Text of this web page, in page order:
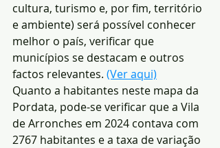
cultura, turismo e, por fim, território
e ambiente) será possível conhecer
melhor o país, verificar que
municípios se destacam e outros
factos relevantes. (Ver aqui)
Quanto a habitantes neste mapa da
Pordata, pode-se verificar que a Vila
de Arronches em 2024 contava com
2767 habitantes e a taxa de variação